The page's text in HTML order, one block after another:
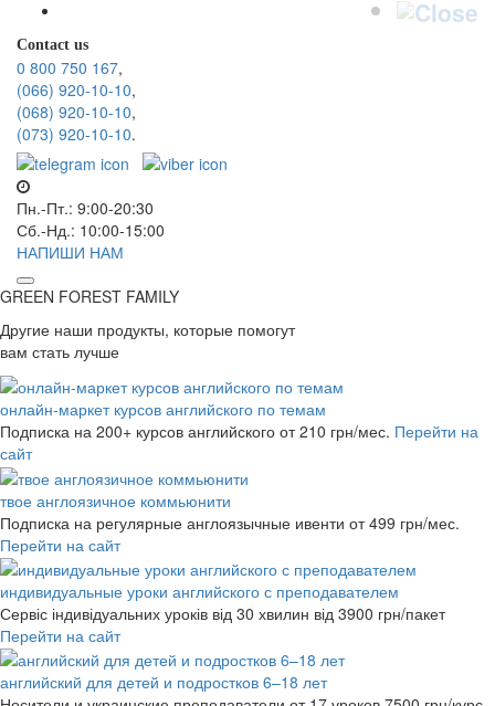
Contact us
0 800 750 167,
(066) 920-10-10,
(068) 920-10-10,
(073) 920-10-10.
Пн.-Пт.: 9:00-20:30
Сб.-Нд.: 10:00-15:00
НАПИШИ НАМ
GREEN FOREST FAMILY
Другие наши продукты, которые помогут
вам стать лучше
онлайн-маркет курсов английского по темам
Подписка на 200+ курсов английского от 210 грн/мес. Перейти на
сайт
твое англоязичное коммьюнити
Подписка на регулярные англоязычные ивенти от 499 грн/мес.
Перейти на сайт
индивидуальные уроки английского с преподавателем
Сервіс індивідуальних уроків від 30 хвилин від 3900 грн/пакет
Перейти на сайт
английский для детей и подростков 6–18 лет